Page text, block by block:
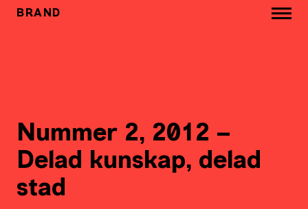
BRAND
Nummer 2, 2012 –
Delad kunskap, delad
stad